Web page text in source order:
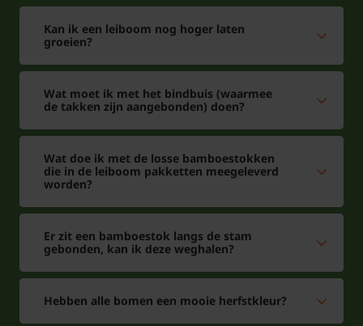
Kan ik een leiboom nog hoger laten
groeien?
Wat moet ik met het bindbuis (waarmee
de takken zijn aangebonden) doen?
Wat doe ik met de losse bamboestokken
die in de leiboom pakketten meegeleverd
worden?
Er zit een bamboestok langs de stam
gebonden, kan ik deze weghalen?
Hebben alle bomen een mooie herfstkleur?